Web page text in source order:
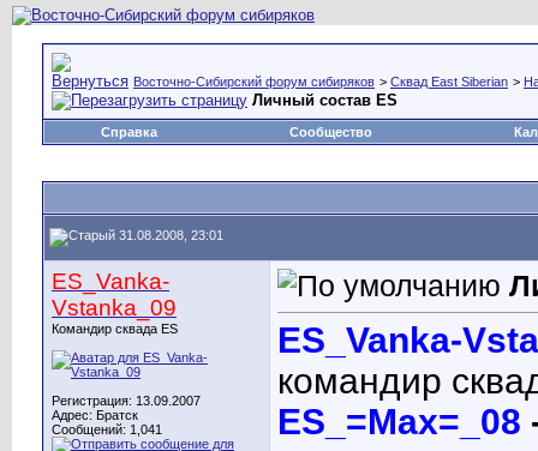
Восточно-Сибирский форум сибиряков > Сквад East Siberian >
Личный состав ES
Справка Сообщество
31.08.2008, 23:01
ES_Vanka-
Vstanka_09
Командир сквада ES
Регистрация: 13.09.2007
Адрес: Братск
Сообщений: 1,041
ES_Vanka-
командир
ES_=Max=_08